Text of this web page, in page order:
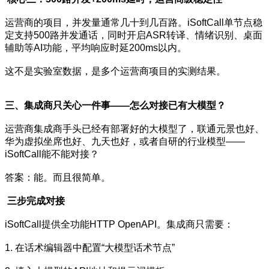
运营商的项目，并发量通常几十到几百路。iSoftCall单节点稳
定支持500路并发通话，同时开启ASR转译、情绪识别、桌面
辅助等AI功能，平均响应时延200ms以内。
这不是实验室数据，是多个运营商项目的实测结果。
三、 集成商只关心一件事——怎么对接已有大模型？
运营商集成商手头已经有部署好的大模型了，联通元景也好、
华为虚拟坐席也好、九天也好，或者自研的行业模型——
iSoftCall能不能对接？
答案：能。而且很简单。
三步完成对接
iSoftCall提供全功能HTTP OpenAPI。集成商只需要：
1. 在话术编辑器中配置“大模型话术节点”